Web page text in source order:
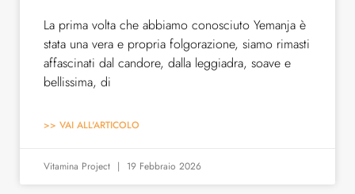
La prima volta che abbiamo conosciuto Yemanja è
stata una vera e propria folgorazione, siamo rimasti
affascinati dal candore, dalla leggiadra, soave e
bellissima, di
>> VAI ALL'ARTICOLO
Vitamina Project 19 Febbraio 2026